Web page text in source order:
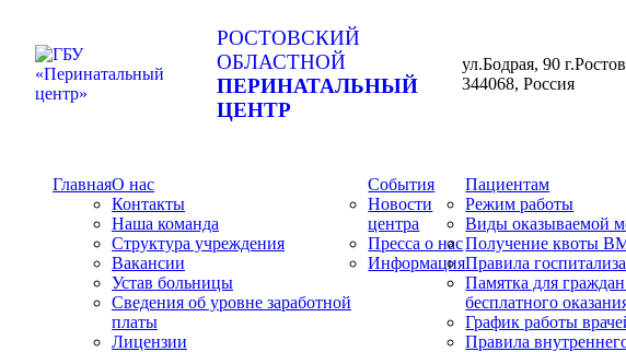
РОСТОВСКИЙ
ОБЛАСТНОЙ
ПЕРИНАТАЛЬНЫЙ
ЦЕНТР
ул.Бодрая, 90
344068, Россия
ГлавнаяО нас
Контакты
Наша команда
Структура учреждения
Вакансии
Устав больницы
Сведения об уровне заработной
платы
Лицензии
События
Новости
центра
Пресса о нас
Информация
Пациентам
Режим работы
Виды оказываемой
Получение квоты
Правила
Памятка для
бесплатного
График работы
Правила